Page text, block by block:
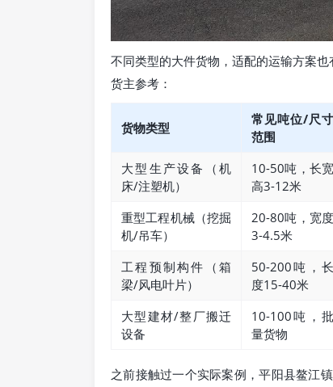
不同类型的大件货物，适配的运输方案
货主参考：
货物类型
常见吨位/尺寸
范围
大型生产设备（机
床/注塑机）
10-50吨，长宽
高3-12米
重型工程机械（挖掘
机/吊车）
20-80吨，宽度
3-4.5米
工程预制构件（箱
梁/风电叶片）
50-200吨，长
度15-40米
大型建材/整厂搬迁
设备
10-100吨，批
量货物
之前接触过一个实际案例，平阳县鳌江